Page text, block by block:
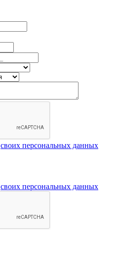
своих персональных данных
своих персональных данных